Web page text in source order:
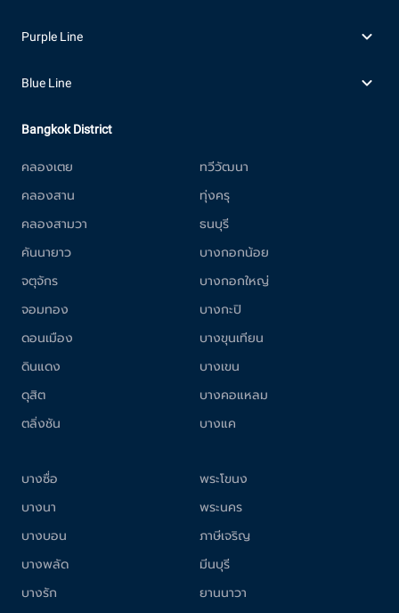
Purple Line
Blue Line
Bangkok District
คลองเตย
คลองสาน
คลองสามวา
คันนายาว
จตุจักร
จอมทอง
ดอนเมือง
ดินแดง
ดุสิต
ตลิ่งชัน
ทวีวัฒนา
ทุ่งครุ
ธนบุรี
บางกอกน้อย
บางกอกใหญ่
บางกะปิ
บางขุนเทียน
บางเขน
บางคอแหลม
บางแค
บางซื่อ
บางนา
บางบอน
บางพลัด
บางรัก
พระโขนง
พระนคร
ภาษีเจริญ
มีนบุรี
ยานนาวา